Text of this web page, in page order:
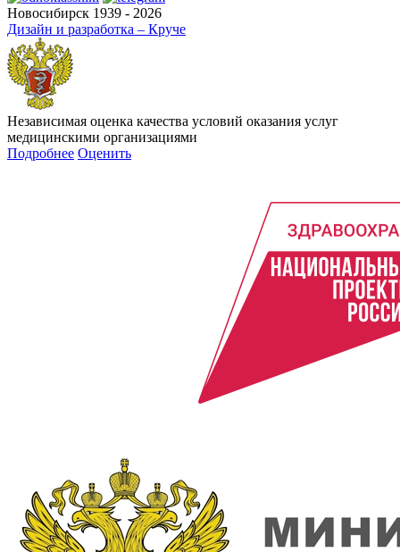
Новосибирск 1939 - 2026
Дизайн и разработка – Круче
Независимая оценка качества условий оказания услуг
медицинскими организациями
Подробнее Оценить